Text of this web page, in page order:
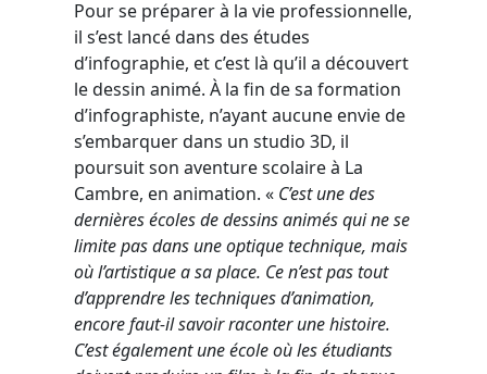
Pour se préparer à la vie professionnelle,
il s’est lancé dans des études
d’infographie, et c’est là qu’il a découvert
le dessin animé. À la fin de sa formation
d’infographiste, n’ayant aucune envie de
s’embarquer dans un studio 3D, il
poursuit son aventure scolaire à La
Cambre, en animation. « C’est une des
dernières écoles de dessins animés qui ne se
limite pas dans une optique technique, mais
où l’artistique a sa place. Ce n’est pas tout
d’apprendre les techniques d’animation,
encore faut-il savoir raconter une histoire.
C’est également une école où les étudiants